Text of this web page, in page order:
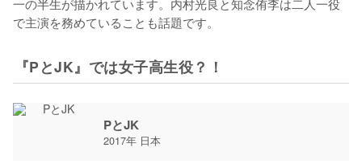
で主演を務めていることも話題です。
『PとJK』では女子高生役？！
PとJK
2017年 日本